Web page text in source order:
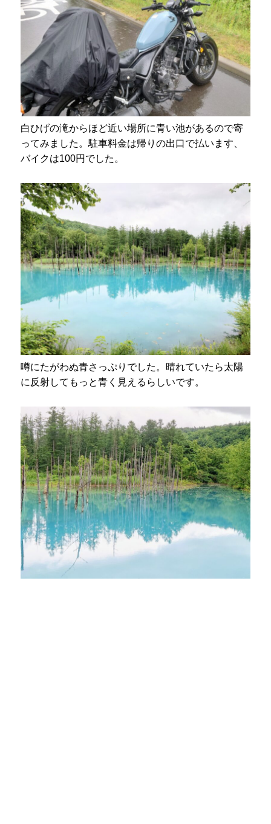
白ひげの滝からほど近い場所に青い池があるので寄
ってみました。駐車料金は帰りの出口で払います、
バイクは100円でした。
噂にたがわぬ青さっぷりでした。晴れていたら太陽
に反射してもっと青く見えるらしいです。